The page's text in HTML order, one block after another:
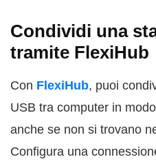
Condividi una
tramite FlexiHub
Con FlexiHub, puoi
USB tra computer in
anche se non si trovano
Configura una